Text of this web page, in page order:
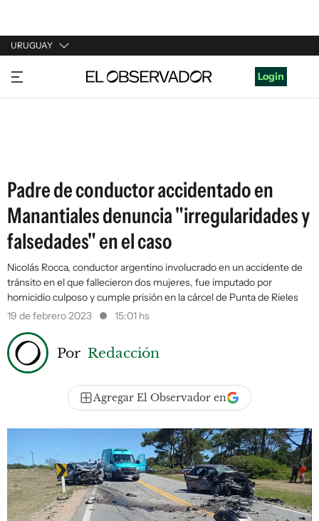
URUGUAY
URUGUAY
ARGENTINA
Login
Padre de conductor accidentado en
Manantiales denuncia "irregularidades y
falsedades" en el caso
Nicolás Rocca, conductor argentino involucrado en un accidente de
tránsito en el que fallecieron dos mujeres, fue imputado por
homicidio culposo y cumple prisión en la cárcel de Punta de Rieles
19 de febrero 2023
15:01 hs
Por Redacción
Agregar El Observador en